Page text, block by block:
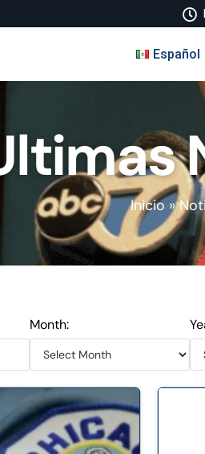
Español
Inicio»
Month: